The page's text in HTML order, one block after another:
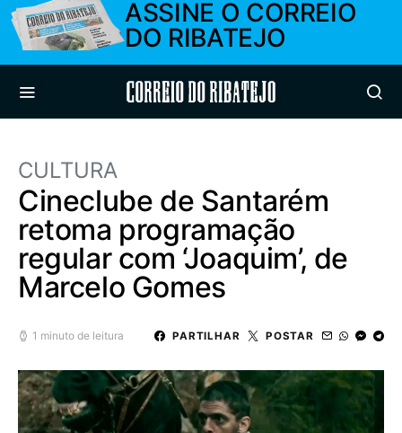
ASSINE O CORREIO
DO RIBATEJO
Correio do Ribatejo
CULTURA
Cineclube de Santarém
retoma programação
regular com ‘Joaquim’, de
Marcelo Gomes
1 minuto de leitura PARTILHAR POSTAR